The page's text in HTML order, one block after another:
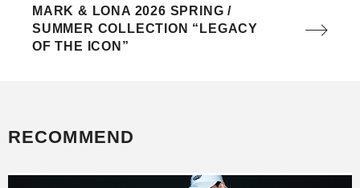
RECOMMEND
MARK & LONA 2026 SPRING /
SUMMER COLLECTION “LEGACY
OF THE ICON”